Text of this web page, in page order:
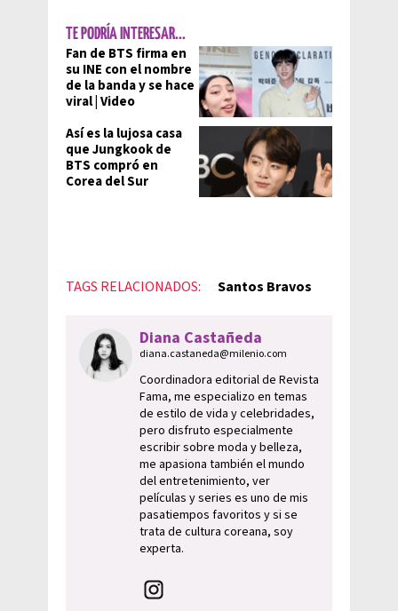
TE PODRÍA INTERESAR...
Fan de BTS firma en
su INE con el nombre
de la banda y se hace
viral | Video
Así es la lujosa casa
que Jungkook de
BTS compró en
Corea del Sur
TAGS RELACIONADOS: Santos Bravos
Diana Castañeda
diana.castaneda@milenio.com
Coordinadora editorial de Revista
Fama, me especializo en temas
de estilo de vida y celebridades,
pero disfruto especialmente
escribir sobre moda y belleza,
me apasiona también el mundo
del entretenimiento, ver
películas y series es uno de mis
pasatiempos favoritos y si se
trata de cultura coreana, soy
experta.